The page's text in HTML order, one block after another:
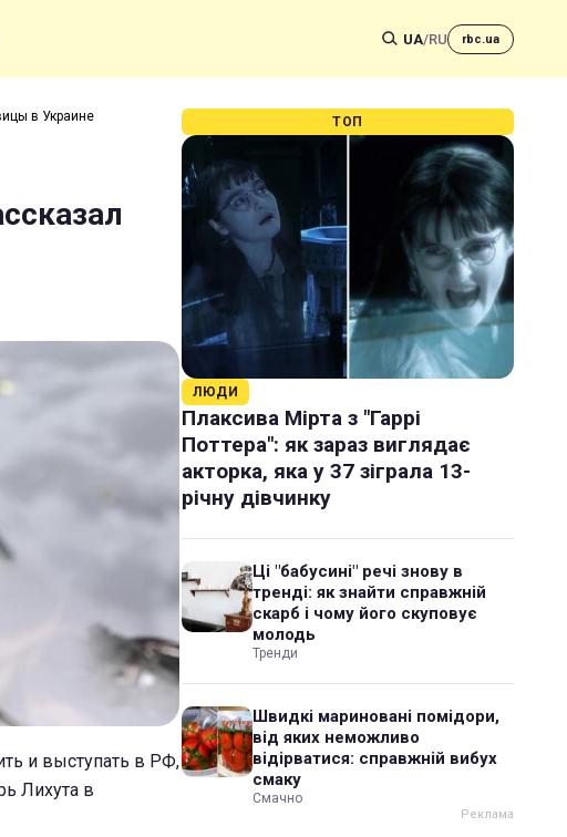
UA/RU rbc.ua
в Украине
и выступать в РФ,
Лихута в
ТОП
ЛЮДИ
Плаксива Мірта з "Гаррі
Поттера": як зараз виглядає
акторка, яка у 37 зіграла 13-
річну дівчинку
Ці "бабусині" речі знову в
тренді: як знайти справжній
скарб і чому його скуповує
молодь
Тренди
Швидкі мариновані помідори,
від яких неможливо
відірватися: справжній вибух
смаку
Смачно